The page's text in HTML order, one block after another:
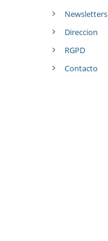
Newsletters
Direccion
RGPD
Contacto